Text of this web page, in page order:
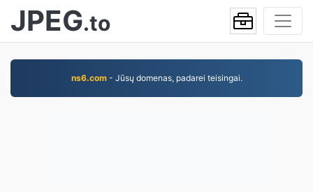
JPEG.to
ns6.com- Jūsų domenas, padarei teisingai.